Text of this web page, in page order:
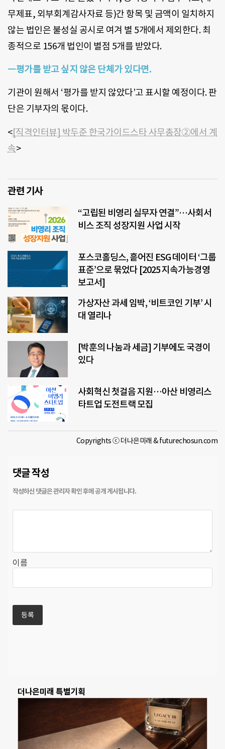
무제표, 외부회계감사자료 등)간 항목 및 금액이 일치하지
않는 법인은 불성실 공시로 여겨 별 5개에서 제외한다.최
종적으로 156개 법인이 별점 5개를 받았다.
ㅡ평가를 받고 싶지 않은 단체가 있다면.
기관이 원해서 ‘평가를 받지 않았다’고 표시할 예정이다. 판
단은 기부자의 몫이다.
<[직격인터뷰] 박두준 한국가이드스타 사무총장②에서 계
속>
관련 기사
“고립된 비영리 실무자 연결”…사회서
비스 조직 성장지원 사업 시작
포스코홀딩스, 흩어진 ESG 데이터 ‘그룹
표준’으로 묶었다 [2025 지속가능경영
보고서]
가상자산 과세 임박, ‘비트코인 기부’ 시
대 열리나
[박훈의 나눔과 세금] 기부에도 국경이
있다
사회혁신 첫걸음 지원…아산 비영리스
타트업 도전트랙 모집
Copyrights ⓒ 더나은미래 & futurechosun.com
댓글 작성
이름
더나은미래 특별기획